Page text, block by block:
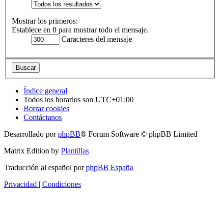
Mostrar los primeros:
Establece en 0 para mostrar todo el mensaje.
Caracteres del mensaje
Índice general
Todos los horarios son UTC+01:00
Borrar cookies
Contáctanos
Desarrollado porphpBB® Forum Software © phpBB Limited
Matrix Edition by Plantillas
Traducción al español porphpBB España
Privacidad | Condiciones